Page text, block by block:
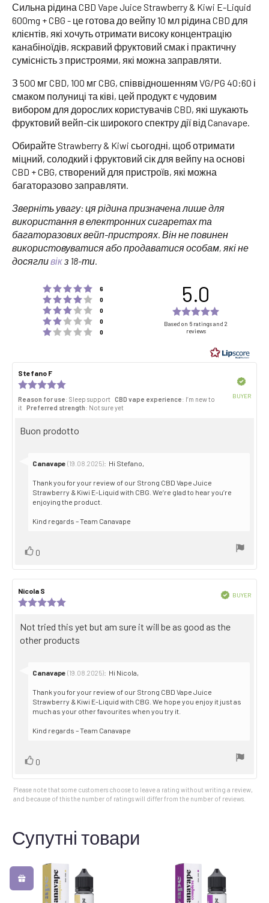
Сильна рідина CBD Vape Juice Strawberry & Kiwi E-Liquid
600mg + CBG - це готова до вейпу 10 мл рідина CBD для
клієнтів, які хочуть отримати високу концентрацію
канабіноїдів, яскравий фруктовий смак і практичну
сумісність з пристроями, які можна заправляти.
З 500 мг CBD, 100 мг CBG, співвідношенням VG/PG 40:60 і
смаком полуниці та ківі, цей продукт є чудовим
вибором для дорослих користувачів CBD, які шукають
фруктовий вейп-сік широкого спектру дії від Canavape.
Обирайте Strawberry & Kiwi сьогодні, щоб отримати
міцний, солодкий і фруктовий сік для вейпу на основі
CBD + CBG, створений для пристроїв, які можна
багаторазово заправляти.
Зверніть увагу: ця рідина призначена лише для
використання в електронних сигаретах та
багаторазових вейп-пристроях. Він не повинен
використовуватися або продаватися особам, які не
досягливік з 18-ти.
Rating 5 out of 5 stars
6
Rating 4 out of 5 stars
0
Rating 3 out of 5 stars
0
Rating 2 out of 5 stars
0
Rating 1 out of 5 stars
0
5.0
5.0
of
5
stars
Based on 6 ratings and 2
reviews
Review
author:
Stefano F
date:
5.0
out
5
Reason for use: Sleep support CBD vape experience: I’m new to
it
Preferred strength: Not sure yet
BUYER
Review
Buon prodotto
Reply
Canavape (19.08.2025): Hi Stefano,
Thank you for your review of our Strong CBD Vape Juice
Strawberry & Kiwi E-Liquid with CBG. We’re glad to hear you’re
enjoying the product.
Kind regards – Team Canavape
Vote
0
Review
author:
Nicola S
date:
out
of
BUYER
Review
text:
Not tried this yet but am sure it will be as good as the
other products
Reply
Canavape (19.08.2025): Hi Nicola,
Thank you for your review of our Strong CBD Vape Juice
Strawberry & Kiwi E-Liquid with CBG. We hope you enjoy it just as
much as your other favourites when you try it.
Kind regards – Team Canavape
Vote
0
Please note that some customers choose to leave a rating without writing a review,
and because of this the number of ratings will differ from the number of reviews.
Супутні товари